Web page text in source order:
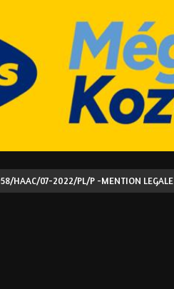
HAAC/07-2022/PL/P -MENTION LEGALE